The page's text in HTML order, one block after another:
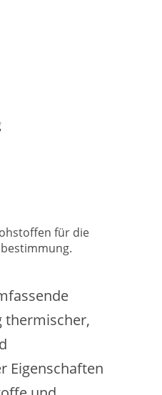
für die
thermischer,
Eigenschaften